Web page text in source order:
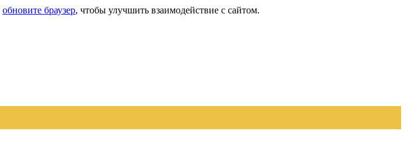
обновите браузер, чтобы улучшить взаимодействие с сайтом.